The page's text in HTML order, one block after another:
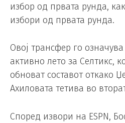
избор од првата рунда,
избори од првата рунда.
Овој трансфер го
активно лето за Селтикс,
обноват составот откако
Ахиловата тетива во
Според извори на ESPN,